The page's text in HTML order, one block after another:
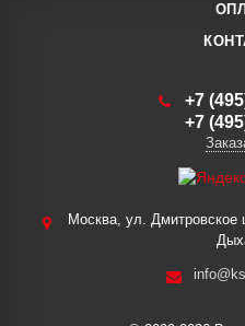
+7
+7
Москва, ул.